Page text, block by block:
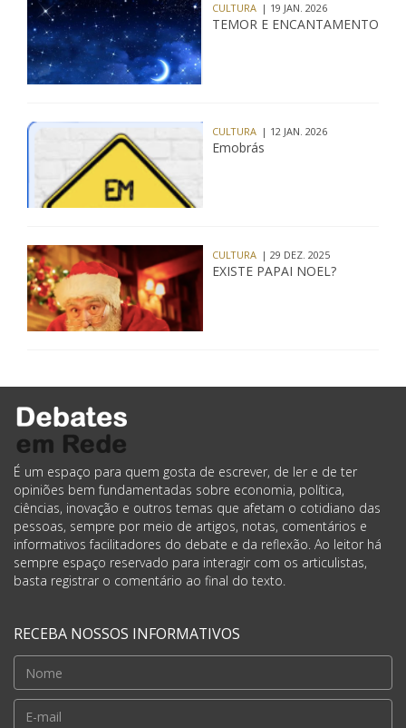
CULTURA | 19 JAN. 2026
TEMOR E ENCANTAMENTO
CULTURA | 12 JAN. 2026
Emobrás
CULTURA | 29 DEZ. 2025
EXISTE PAPAI NOEL?
É um espaço para quem gosta de escrever, de ler e de ter
opiniões bem fundamentadas sobre economia, política,
ciências, inovação e outros temas que afetam o cotidiano das
pessoas, sempre por meio de artigos, notas, comentários e
informativos facilitadores do debate e da reflexão. Ao leitor há
sempre espaço reservado para interagir com os articulistas,
basta registrar o comentário ao final do texto.
RECEBA NOSSOS INFORMATIVOS